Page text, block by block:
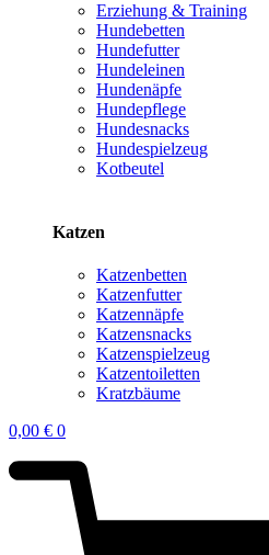
Erziehung & Training
Hundebetten
Hundefutter
Hundeleinen
Hundenäpfe
Hundepflege
Hundesnacks
Hundespielzeug
Kotbeutel
Katzen
Katzenbetten
Katzenfutter
Katzennäpfe
Katzensnacks
Katzenspielzeug
Katzentoiletten
Kratzbäume
0,00 € 0